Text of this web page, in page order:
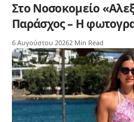
Στο Νοσοκομείο
Παράσχος – Η
6 Αυγούστου 20262 Min Read